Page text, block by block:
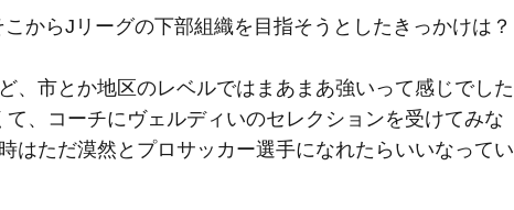
からJリーグの下部組織を目指そうとしたきっかけは？
、市とか地区のレベルではまあまあ強いって感じでした
、コーチにヴェルディいのセレクションを受けてみな
はただ漠然とプロサッカー選手になれたらいいなってい